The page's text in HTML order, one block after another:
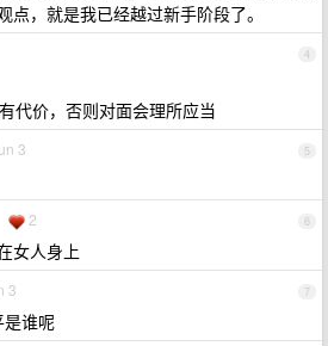
点，就是我已经越过新手阶段了。
4
代价，否则对面会理所应当
5
3
6
2
女人身上
7
3
是谁呢